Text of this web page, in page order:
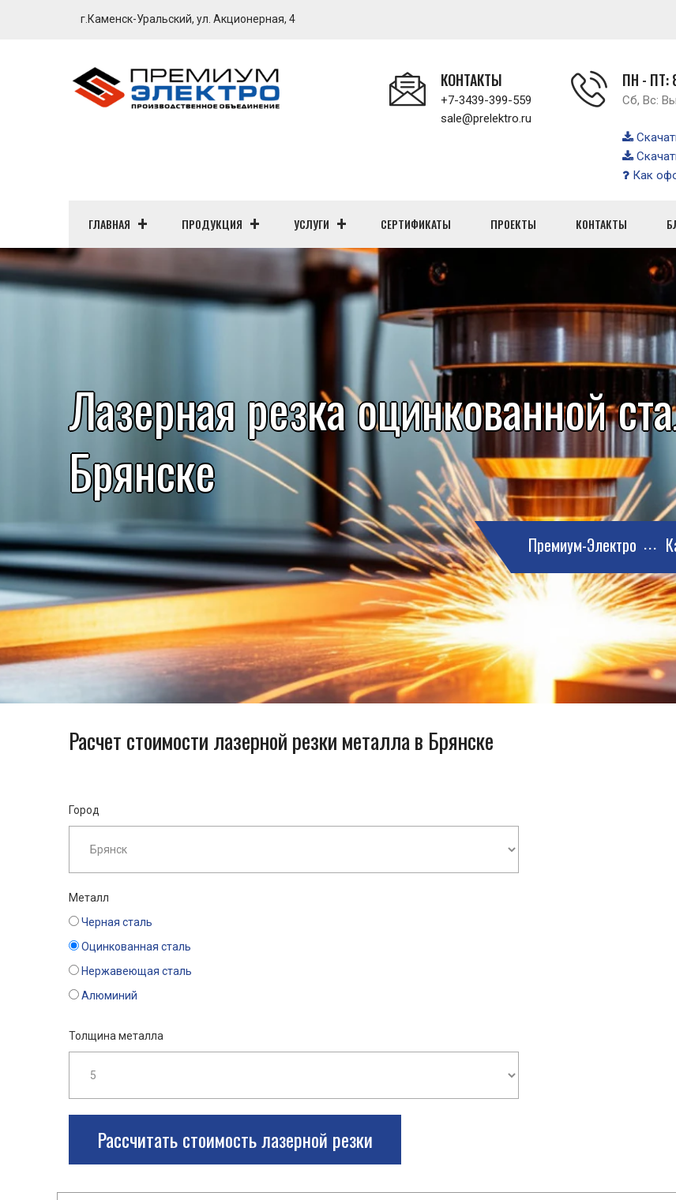
г.Каменск-Уральский, ул. Акционерная, 4
КОНТАКТЫ
+7-3439-399-559
sale@prelektro.ru
ПН - ПТ:
Сб, Вс:
Как
ГЛАВНАЯ ПРОДУКЦИЯ УСЛУГИ СЕРТИФИКАТЫ ПРОЕКТЫ КОНТАКТЫ
Лазерная резка оцинкованной
Брянске
Премиум-Электро
Расчет стоимости лазерной резки металла в Брянске
Город
Металл
Черная сталь
Оцинкованная сталь
Нержавеющая сталь
Алюминий
Толщина металла
Рассчитать стоимость лазерной резки